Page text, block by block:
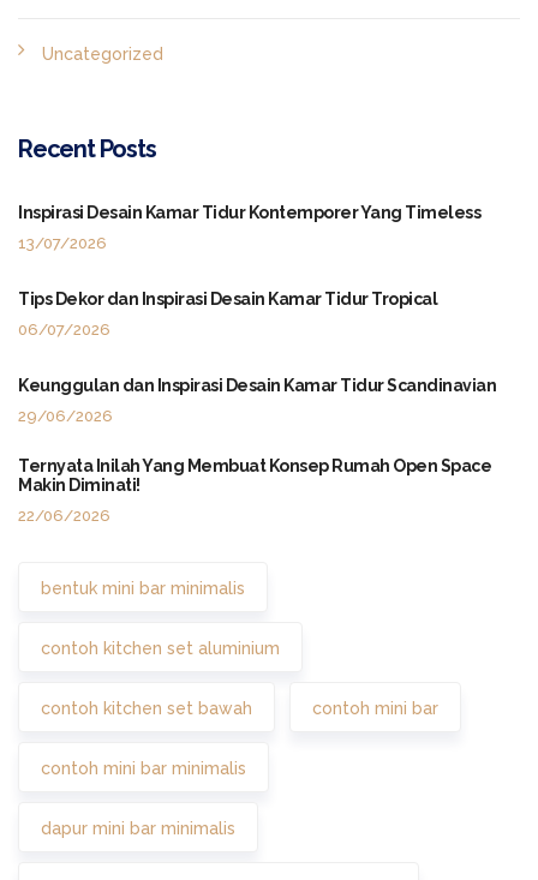
Uncategorized
Recent Posts
Inspirasi Desain Kamar Tidur Kontemporer Yang Timeless
13/07/2026
Tips Dekor dan Inspirasi Desain Kamar Tidur Tropical
06/07/2026
Keunggulan dan Inspirasi Desain Kamar Tidur Scandinavian
29/06/2026
Ternyata Inilah Yang Membuat Konsep Rumah Open Space
Makin Diminati!
22/06/2026
bentuk mini bar minimalis
contoh kitchen set aluminium
contoh kitchen set bawah contoh mini bar
contoh mini bar minimalis
dapur mini bar minimalis